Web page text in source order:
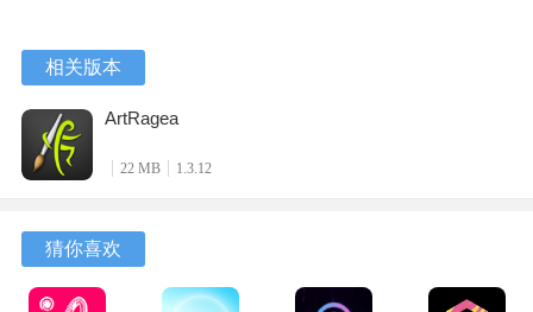
丰富。
artrage怎么改中文
置)。
相关版本
ArtRagea
22 MB 1.3.12
猜你喜欢